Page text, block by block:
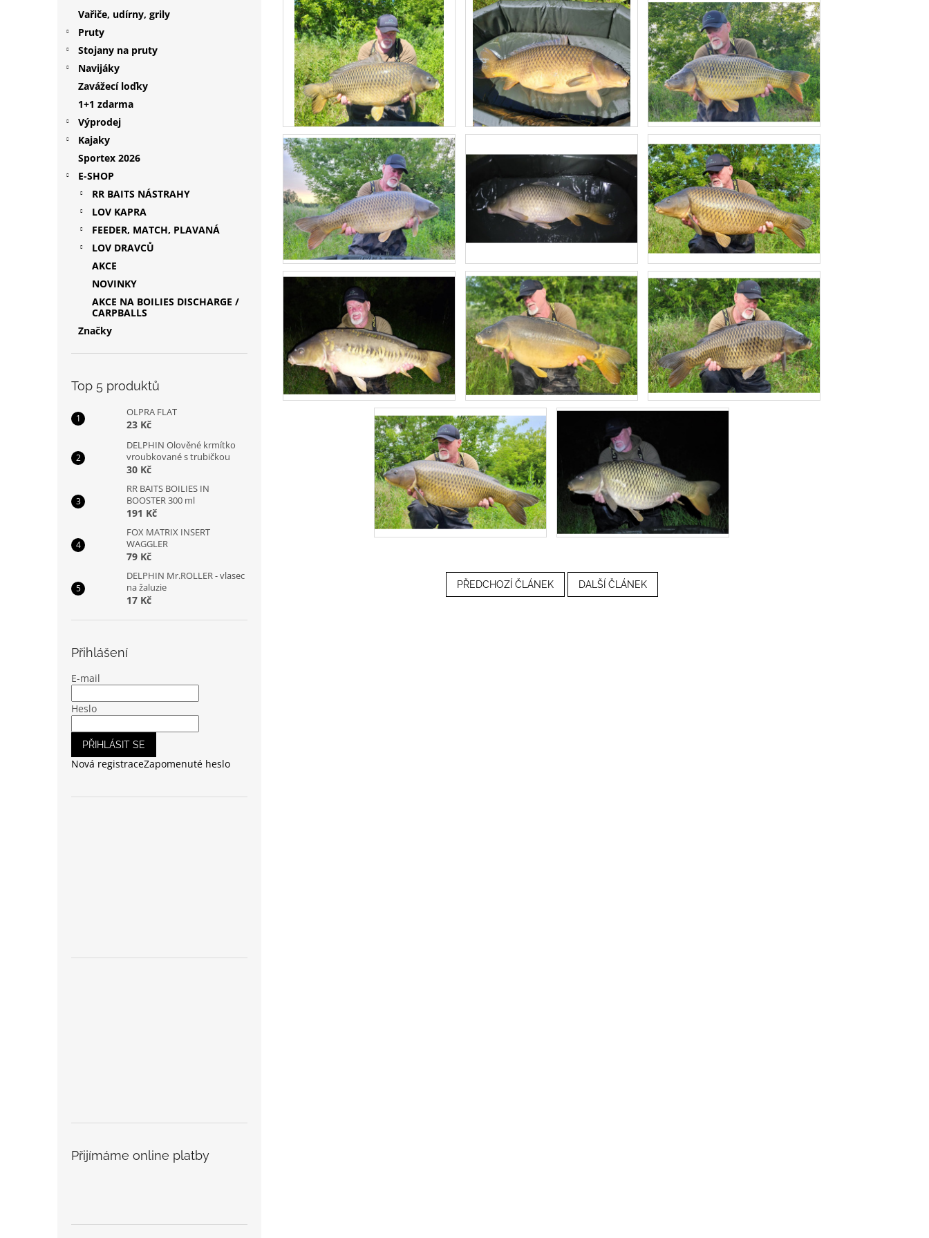
Vařiče, udírny, grily
Pruty
Stojany na pruty
Navijáky
Zavážecí loďky
1+1 zdarma
Výprodej
Kajaky
Sportex 2026
E-SHOP
RR BAITS NÁSTRAHY
LOV KAPRA
FEEDER, MATCH, PLAVANÁ
LOV DRAVCŮ
AKCE
NOVINKY
AKCE NA BOILIES DISCHARGE /
CARPBALLS
Značky
Top 5 produktů
OLPRA FLAT
23 Kč
DELPHIN Olověné krmítko
vroubkované s trubičkou
30 Kč
RR BAITS BOILIES IN
BOOSTER 300 ml
191 Kč
FOX MATRIX INSERT
WAGGLER
79 Kč
DELPHIN Mr.ROLLER - vlasec
na žaluzie
17 Kč
Přihlášení
E-mail
Heslo
PŘIHLÁSIT SE
Nová registraceZapomenuté heslo
Přijímáme online platby
PŘEDCHOZÍ ČLÁNEK DALŠÍ ČLÁNEK